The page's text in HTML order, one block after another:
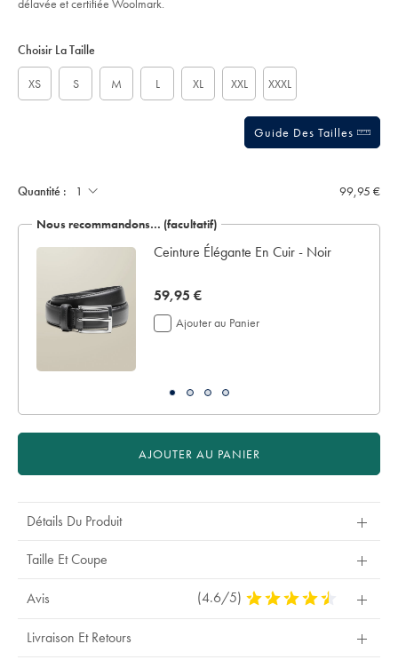
m%C3%A9rinos-
marine/KNJ0394NAV.html?
sourceCode=frdefault
délavée et certifiée Woolmark.
Actions
cart
Choisir La Taille
XS S M L XL XXL XXXL
Guide Des Tailles
Quantité : 99,95 €
Nous recommandons… (facultatif)
Ceinture Élégante En Cuir - Noir
now
59,95
€
59,95 €
Ajouter au Panier
AJOUTER AU PANIER
Détails Du Produit
Taille Et Coupe
Avis (4.6/5) 4,6
Livraison Et Retours